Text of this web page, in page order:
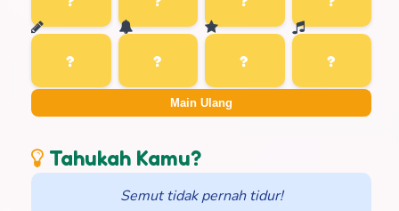
Main Ulang
Tahukah Kamu?
Semut tidak pernah tidur!